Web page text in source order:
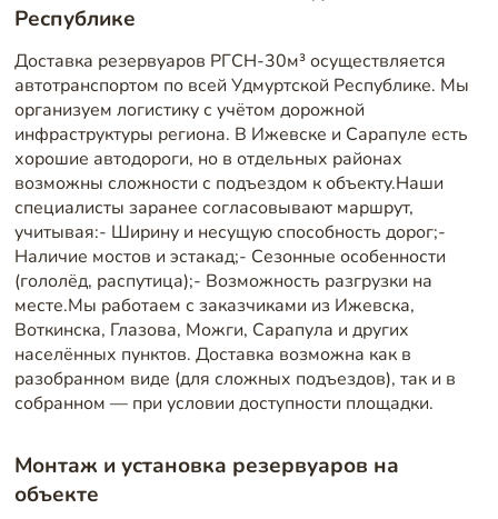
Республике
Доставка резервуаров РГСН-30м³ осуществляется
автотранспортом по всей Удмуртской Республике. Мы
организуем логистику с учётом дорожной
инфраструктуры региона. В Ижевске и Сарапуле есть
хорошие автодороги, но в отдельных районах
возможны сложности с подъездом к объекту.Наши
специалисты заранее согласовывают маршрут,
учитывая:- Ширину и несущую способность дорог;-
Наличие мостов и эстакад;- Сезонные особенности
(гололёд, распутица);- Возможность разгрузки на
месте.Мы работаем с заказчиками из Ижевска,
Воткинска, Глазова, Можги, Сарапула и других
населённых пунктов. Доставка возможна как в
разобранном виде (для сложных подъездов), так и в
собранном — при условии доступности площадки.
Монтаж и установка резервуаров на
объекте